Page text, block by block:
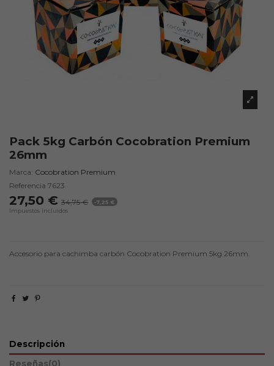
Pack 5kg Carbón Cocobration Premium
26mm
Marca: Cocobration Premium
Referencia 7623
27,50 € 34,75 €
-7,25 €
Impuestos incluidos
Accesorio para cachimba carbón Cocobration Premium 5kg 26mm.
Descripción
Reseñas(0)